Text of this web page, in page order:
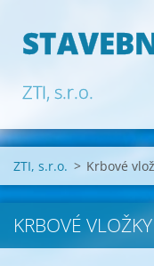
ZTI, s.r.o.
ZTI, s.r.o. > Krbové
KRBOVÉ